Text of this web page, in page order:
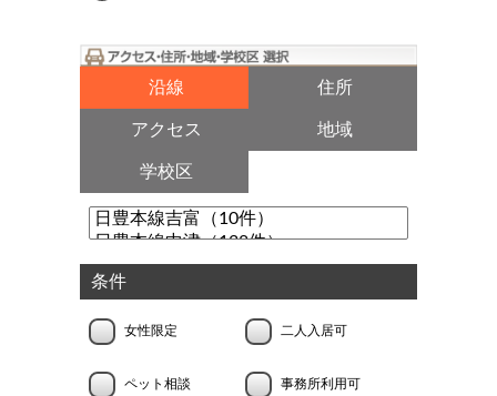
沿線 住所
アクセス 地域
学校区
条件
女性限定 二人入居可
ペット相談 事務所利用可